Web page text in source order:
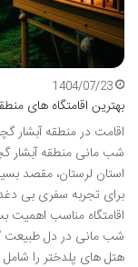
1404/07/23
بهترین اقامتگاه های
اقامت در منطقه آبشار
شب مانی منطقه آبشار
استان لرستان، مقصد
برای تجربه سفری بی
اقامتگاه مناسب اهمیت
شب مانی در دل طبیعت
هتل های پلدختر را